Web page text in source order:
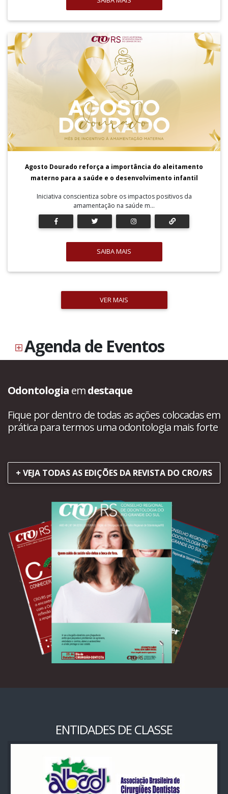
Agosto Dourado reforça a importância do aleitamento
materno para a saúde e o desenvolvimento infantil
Iniciativa conscientiza sobre os impactos positivos da
amamentação na saúde m...
SAIBA MAIS
VER MAIS
Agenda de Eventos
Odontologia emdestaque
Fique por dentro de todas as ações colocadas em
prática para termos uma odontologia mais forte
+ VEJA TODAS AS EDIÇÕES DA REVISTA DO CRO/RS
ENTIDADES DE CLASSE